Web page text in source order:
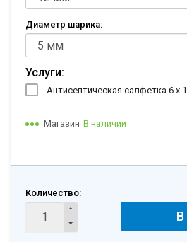
Диаметр шарика:
Услуги:
Антисептическая салфетка 6 х
Магазин В наличии
Количество:
В